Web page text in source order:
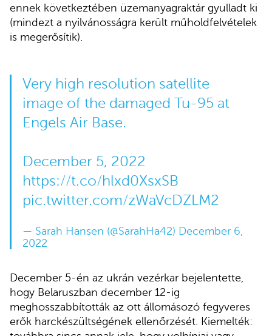
ennek következtében üzemanyagraktár gyulladt ki
(mindezt a nyilvánosságra került műholdfelvételek
is megerősítik).
Very high resolution satellite
image of the damaged Tu-95 at
Engels Air Base.
December 5, 2022
https://t.co/hlxd0XsxSB
pic.twitter.com/zWaVcDZLM2
— Sarah Hansen (@SarahHa42) December 6,
2022
December 5-én az ukrán vezérkar bejelentette,
hogy Belaruszban december 12-ig
meghosszabbították az ott állomásozó fegyveres
erők harckészültségének ellenőrzését. Kiemelték: